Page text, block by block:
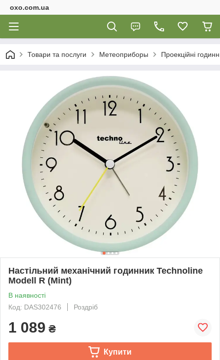
oxo.com.ua
Товари та послуги Метеоприборы Проекційні
Настільний механічний годинник Technoline
Modell R (Mint)
В наявності
Код: DAS302476
Роздріб
1 089 ₴
Купити